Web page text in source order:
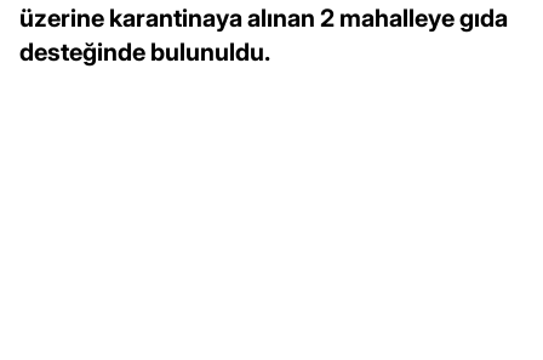
üzerine karantinaya alınan 2 mahalleye gıda
desteğinde bulunuldu.